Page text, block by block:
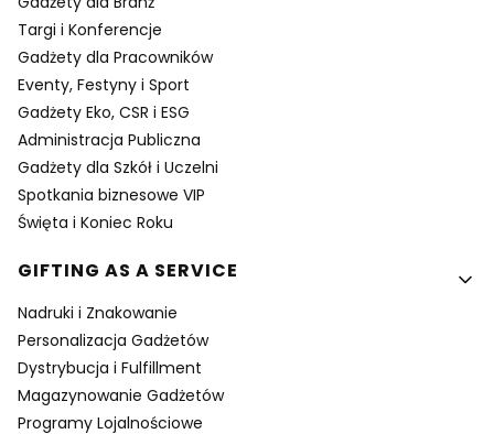
Targi i Konferencje
Gadżety dla Pracowników
Eventy, Festyny i Sport
Gadżety Eko, CSR i ESG
Administracja Publiczna
Gadżety dla Szkół i Uczelni
Spotkania biznesowe VIP
Święta i Koniec Roku
GIFTING AS A SERVICE
Nadruki i Znakowanie
Personalizacja Gadżetów
Dystrybucja i Fulfillment
Magazynowanie Gadżetów
Programy Lojalnościowe